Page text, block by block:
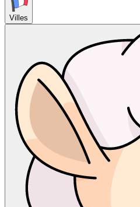
Villes